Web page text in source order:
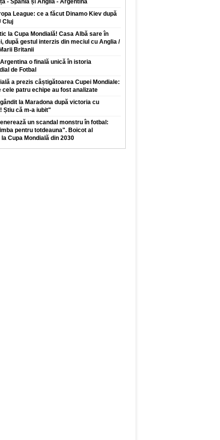
- Spania și Anglia - Argentina
League: ce a făcut Dinamo Kiev după
Cluj
la Cupa Mondială! Casa Albă sare în
după gestul interzis din meciul cu Anglia /
Britanii
o finală unică în istoria
de Fotbal
a prezis câștigătoarea Cupei Mondiale:
cele patru echipe au fost analizate
la Maradona după victoria cu
Știu că m-a iubit"
un scandal monstru în fotbal:
pentru totdeauna". Boicot al
Cupa Mondială din 2030